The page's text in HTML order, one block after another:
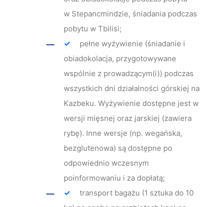
w Stepancmindzie, śniadania podczas
pobytu w Tbilisi;
pełne wyżywienie (śniadanie i
obiadokolacja, przygotowywane
wspólnie z prowadzącym(i)) podczas
wszystkich dni działalności górskiej na
Kazbeku. Wyżywienie dostępne jest w
wersji mięsnej oraz jarskiej (zawiera
rybę). Inne wersje (np. wegańska,
bezglutenowa) są dostępne po
odpowiednio wczesnym
poinformowaniu i za dopłatą;
transport bagażu (1 sztuka do 10